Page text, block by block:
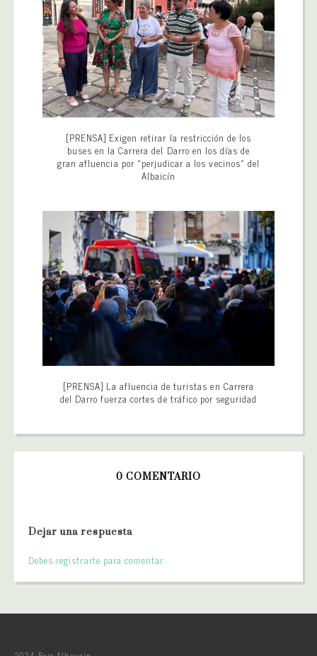
[PRENSA] Exigen retirar la restricción de los
buses en la Carrera del Darro en los días de
gran afluencia por «perjudicar a los vecinos» del
Albaicín
[PRENSA] La afluencia de turistas en Carrera
del Darro fuerza cortes de tráfico por seguridad
0 COMENTARIO
Dejar una respuesta
Debes registrarte para comentar.